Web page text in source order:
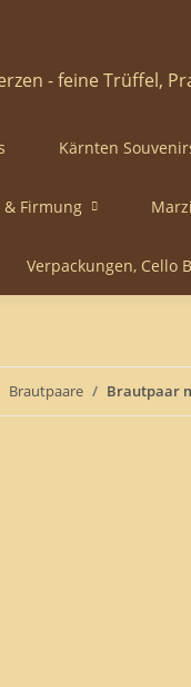
Kärnten
Firmung
Verpackungen, Cello
Brautpaare Brautpaar